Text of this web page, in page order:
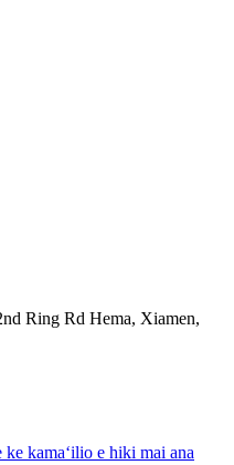
Ring Rd Hema, Xiamen,